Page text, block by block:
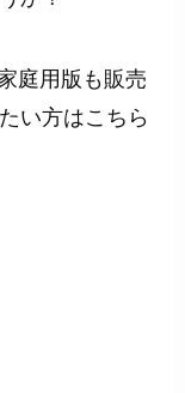
庭用版も販売
い方はこちら